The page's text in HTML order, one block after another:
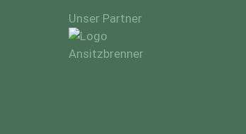
Unser Partner